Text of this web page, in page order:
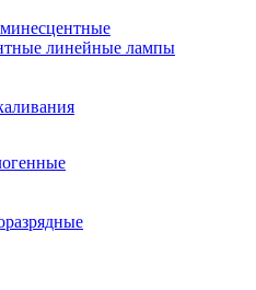
линейные лампы